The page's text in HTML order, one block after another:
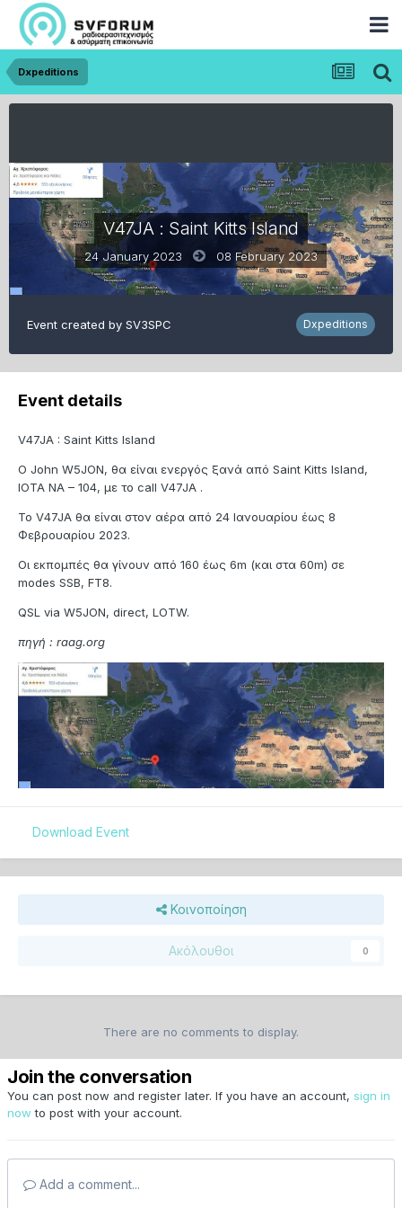
Dxpeditions
V47JA : Saint Kitts Island
24 January 2023 08 February 2023
Event created by SV3SPC Dxpeditions
Event details
V47JA : Saint Kitts Island
Ο John W5JON, θα είναι ενεργός ξανά από Saint Kitts Island,
IOTA NA – 104, με το call V47JA .
Το V47JA θα είναι στον αέρα από 24 Ιανουαρίου έως 8
Φεβρουαρίου 2023.
Οι εκπομπές θα γίνουν από 160 έως 6m (και στα 60m) σε
modes SSB, FT8.
QSL via W5JON, direct, LOTW.
πηγή : raag.org
Download Event
Κοινοποίηση
Ακόλουθοι 0
There are no comments to display.
Join the conversation
You can post now and register later. If you have an account, sign in
now to post with your account.
Add a comment...